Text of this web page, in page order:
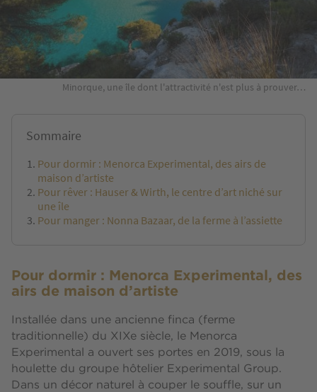
Minorque, une île dont l'attractivité n'est plus à prouver…
Sommaire
Pour dormir : Menorca Experimental, des airs de
maison d’artiste
Pour rêver : Hauser & Wirth, le centre d’art niché sur
une île
Pour manger : Nonna Bazaar, de la ferme à l’assiette
Pour dormir : Menorca Experimental, des
airs de maison d’artiste
Installée dans une ancienne finca (ferme
traditionnelle) du XIXe siècle, le Menorca
Experimental a ouvert ses portes en 2019, sous la
houlette du groupe hôtelier Experimental Group.
Dans un décor naturel à couper le souffle, sur un